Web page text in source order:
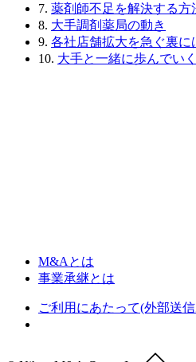
7. 薬剤師不足を解決する方
8. 大手調剤薬局の動き
9. 各社店舗拡大を急ぐ裏に
10. 大手と一緒に歩んでい
M&Aとは
事業承継とは
ご利用にあたって(外部送